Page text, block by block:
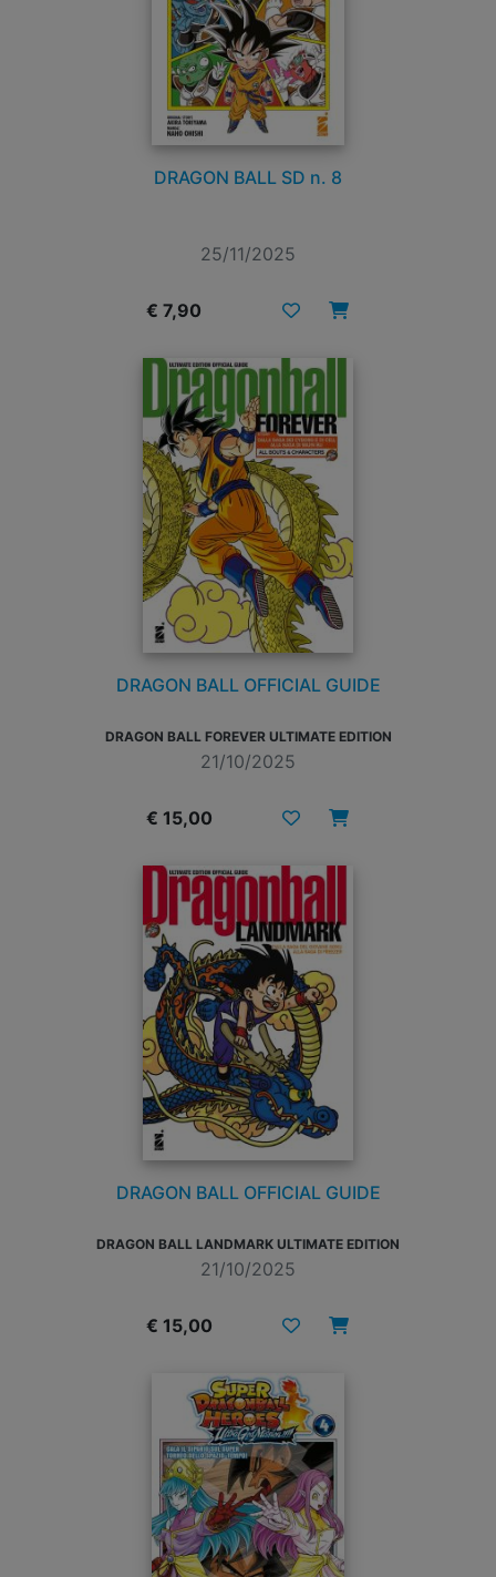
DRAGON BALL SD n. 8
25/11/2025
€ 7,90
DRAGON BALL OFFICIAL GUIDE
DRAGON BALL FOREVER ULTIMATE EDITION
21/10/2025
€ 15,00
DRAGON BALL OFFICIAL GUIDE
DRAGON BALL LANDMARK ULTIMATE EDITION
21/10/2025
€ 15,00